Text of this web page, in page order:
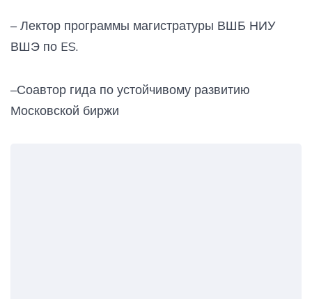
– Лектор программы магистратуры ВШБ НИУ
ВШЭ по ES.
–Соавтор гида по устойчивому развитию
Московской биржи